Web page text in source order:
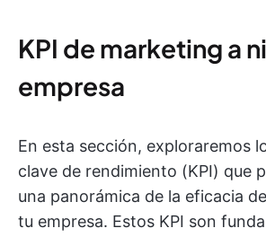
KPI de marketing a
empresa
En esta sección, exploraremos
clave de rendimiento (KPI) que
una panorámica de la eficacia
tu empresa. Estos KPI son